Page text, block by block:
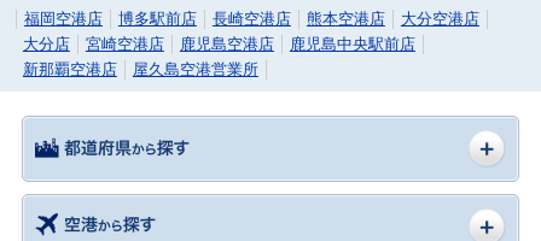
福岡空港店
博多駅前店 長崎空港店 熊本空港店
大分空港店
大分店
宮崎空港店 鹿児島空港店
鹿児島中央駅前店
新那覇空港店
屋久島空港営業所